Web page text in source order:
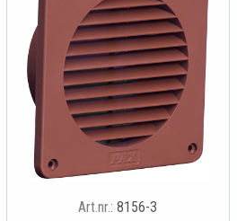
Art.nr.:8156-3